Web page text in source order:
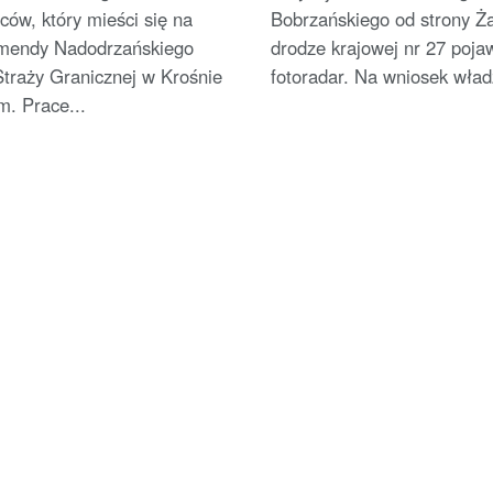
który mieści się na
Nadodrzańskiego
Granicznej w Krośnie
Prace...
Bobrzańskiego od strony
drodze krajowej nr 27
fotoradar. Na wniosek